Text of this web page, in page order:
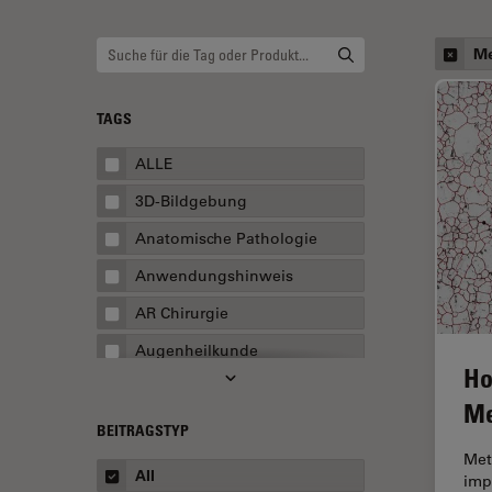
TAGS
ALLE
3D-Bildgebung
Anatomische Pathologie
Anwendungshinweis
AR Chirurgie
Augenheilkunde
Augmented Reality
Ausbildung
BEITRAGSTYP
All